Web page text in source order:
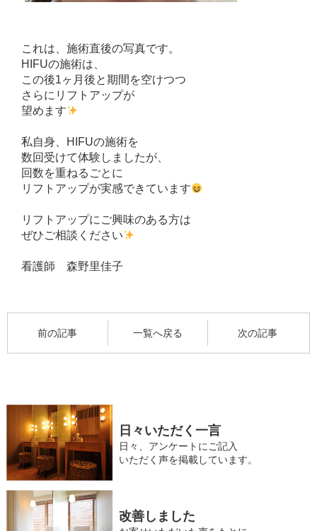
これは、施術直後の写真です。
HIFUの施術は、
この後1ヶ月後と期間を空けつつ
さらにリフトアップが
望めます
私自身、HIFUの施術を
数回受けて体験しましたが、
回数を重ねるごとに
リフトアップが実感できています
リフトアップにご興味のある方は
ぜひご相談ください
看護師 森野里佳子
前の記事 一覧へ戻る 次の記事
日々いただく一言
日々、アンケートにご記入
いただく声を掲載しています。
改善しました